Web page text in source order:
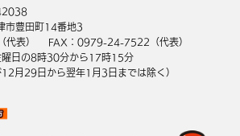
市豊田町14番地3
表）
FAX：0979-24-7522（代表）
曜日の8時30分から17時15分
12月29日から翌年1月3日までは除く）